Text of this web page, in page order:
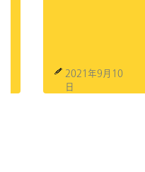
2021年9月10
日